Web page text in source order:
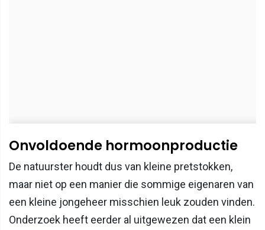
Onvoldoende hormoonproductie
De natuurster houdt dus van kleine pretstokken,
maar niet op een manier die sommige eigenaren van
een kleine jongeheer misschien leuk zouden vinden.
Onderzoek heeft eerder al uitgewezen dat een klein